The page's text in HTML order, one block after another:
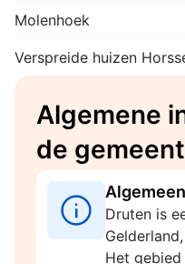
Molenhoek
Verspreide huizen
Algemene
de
Algemeen
Druten is
Het